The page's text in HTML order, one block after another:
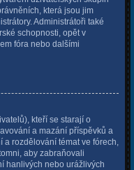
která jsou jim
Administrátoři také
schopnosti, opět v
fóra nebo dalšími
kteří se starají o
a mazání příspěvků a
rozdělování témat ve fórech,
aby zabraňovali
hanlivých nebo urážlivých